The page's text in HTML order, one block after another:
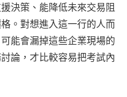
決策、能降低未來交易阻
。對想進入這一行的人而
能會漏掉這些企業現場的
論，才比較容易把考試內